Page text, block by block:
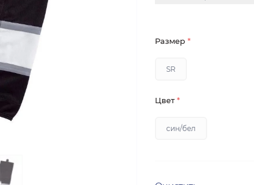
Размер *
SR
Цвет*
син/бел